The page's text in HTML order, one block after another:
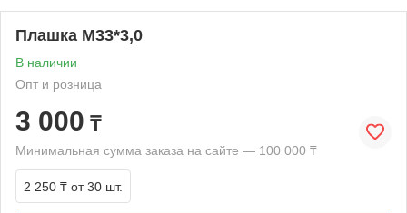
Плашка М33*3,0
В наличии
Опт и розница
3 000 ₸
Минимальная сумма заказа на сайте — 100 000 ₸
2 250 ₸ от 30 шт.